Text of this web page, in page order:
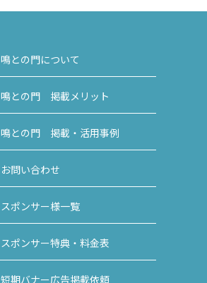
鳴との門について
鳴との門 掲載メリット
鳴との門 掲載・活用事例
お問い合わせ
スポンサー様一覧
スポンサー特典・料金表
短期バナー広告掲載依頼